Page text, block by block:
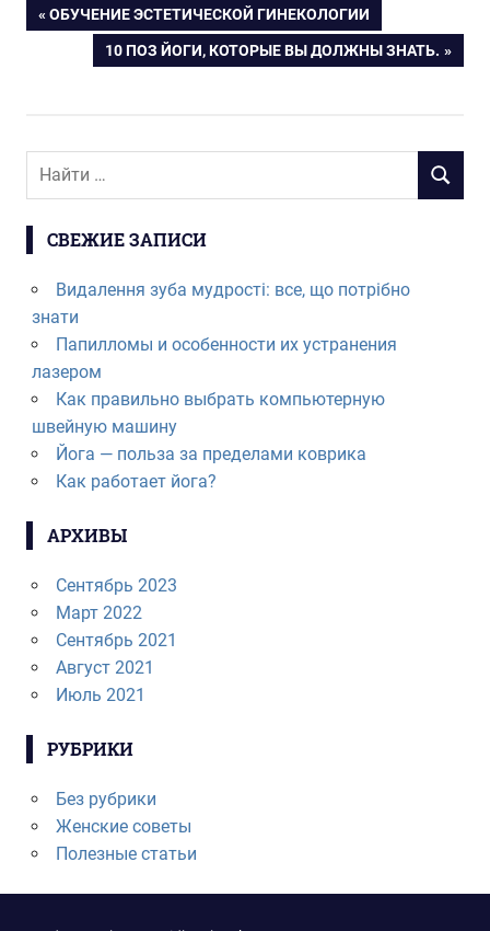
Навигация
ПРЕДЫДУЩАЯ
ЗАПИСЬ:
ОБУЧЕНИЕ ЭСТЕТИЧЕСКОЙ ГИНЕКОЛОГИИ
СЛЕДУЮЩАЯ
10 ПОЗ ЙОГИ, КОТОРЫЕ ВЫ ДОЛЖНЫ ЗНАТЬ.
СВЕЖИЕ ЗАПИСИ
Видалення зуба мудрості: все, що потрібно
знати
Папилломы и особенности их устранения
лазером
Как правильно выбрать компьютерную
швейную машину
Йога — польза за пределами коврика
Как работает йога?
АРХИВЫ
Сентябрь 2023
Март 2022
Сентябрь 2021
Август 2021
Июль 2021
РУБРИКИ
Без рубрики
Женские советы
Полезные статьи